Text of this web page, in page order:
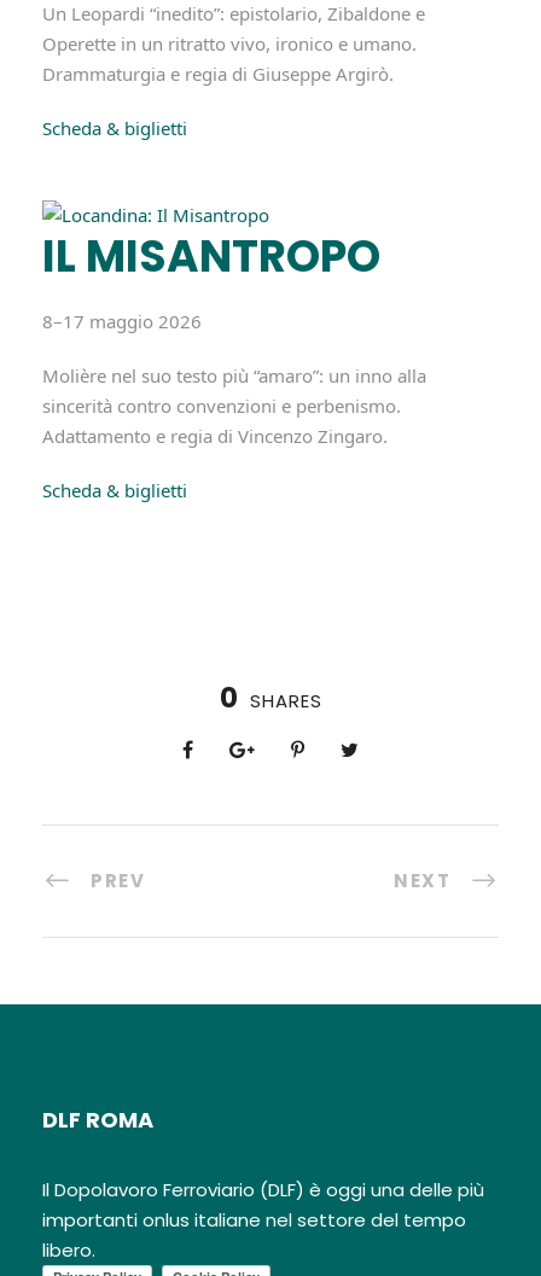
Un Leopardi “inedito”: epistolario, Zibaldone e
Operette in un ritratto vivo, ironico e umano.
Drammaturgia e regia di Giuseppe Argirò.
Scheda & biglietti
IL MISANTROPO
8–17 maggio 2026
Molière nel suo testo più “amaro”: un inno alla
sincerità contro convenzioni e perbenismo.
Adattamento e regia di Vincenzo Zingaro.
Scheda & biglietti
0 SHARES
PREV NEXT
DLF ROMA
Il Dopolavoro Ferroviario (DLF) è oggi una delle più
importanti onlus italiane nel settore del tempo
libero.